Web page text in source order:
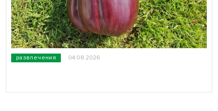
развлечения 04.08.2026